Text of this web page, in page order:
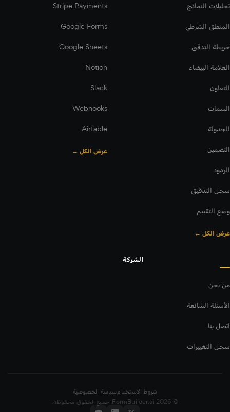
تحليلات النماذج
المنطق الشرطي
خريطة التدفّق
العلامة البيضاء
التعاون
السمات
الجدولة
التضمين
الردود
سجل التدقيق
وضع التقييم
عرض الكل ←
Stripe Payments
Google Forms
Google Sheets
Notion
Slack
Webhooks
Airtable
عرض الكل ←
الشركة
من نحن
الأسئلة الشائعة
اتصل بنا
سجل التغييرات
شروط الاستخدامسياسة الخصوصية
© 2026 FormBuilder.ai. جميع الحقوق محفوظة.